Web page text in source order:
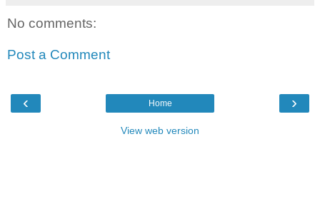
No comments:
Post a Comment
‹ ›
Home
View web version